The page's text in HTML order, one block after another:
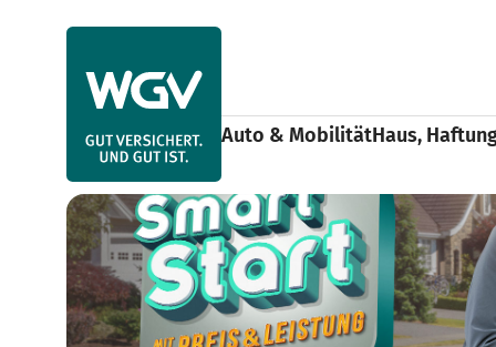
Auto & MobilitätHaus,
Home
SmartStart Versicherungen für junge